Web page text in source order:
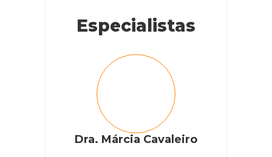
Especialistas
Dra. Márcia Cavaleiro